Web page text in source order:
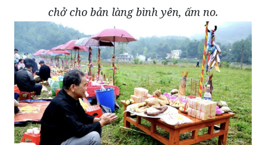
chở cho bản làng bình yên, ấm no.